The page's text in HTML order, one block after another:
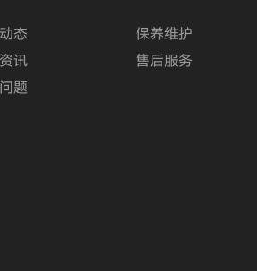
态
讯
题
保养维护
售后服务